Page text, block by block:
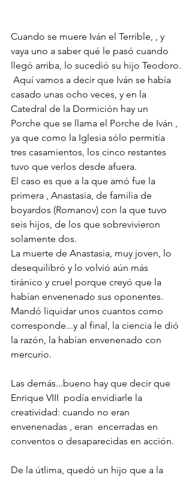
Cuando se muere Iván el Terrible, , y
vaya uno a saber qué le pasó cuando
llegó arriba, lo sucedió su hijo Teodoro.
casado unas ocho veces, y en la
Catedral de la Dormición hay un
Porche que se llama el Porche de Iván ,
ya que como la Iglesia sólo permitía
tres casamientos, los cinco restantes
tuvo que verlos desde afuera.
El caso es que a la que amó fue la
primera , Anastasia, de familia de
boyardos (Romanov) con la que tuvo
seis hijos, de los que sobrevivieron
solamente dos.
La muerte de Anastasia, muy joven, lo
desequilibró y lo volvió aún más
tiránico y cruel porque creyó que la
habían envenenado sus oponentes.
Mandó liquidar unos cuantos como
corresponde...y al final, la ciencia le dió
la razón, la habían envenenado con
mercurio.
Las demás...bueno hay que decir que
Enrique VIII  podía envidiarle la
creatividad: cuando no eran
envenenadas , eran  encerradas en
conventos o desaparecidas en acción.
De la útlima, quedó un hijo que a la